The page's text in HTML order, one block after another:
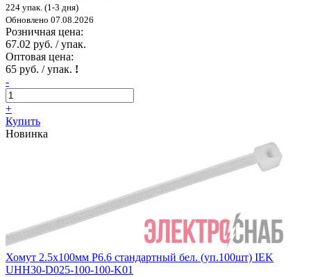
224 упак. (1-3 дня)
Обновлено 07.08.2026
Розничная цена:
67.02 руб. / упак.
Оптовая цена:
65 руб. / упак. !
-
+
Купить
Новинка
Хомут 2.5х100мм P6.6 стандартный бел. (уп.100шт) IEK
UHH30-D025-100-100-K01